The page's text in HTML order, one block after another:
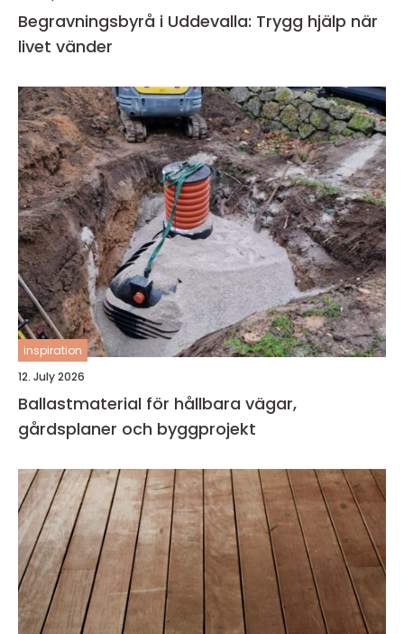
Begravningsbyrå i Uddevalla: Trygg hjälp när
livet vänder
inspiration
12. July 2026
Ballastmaterial för hållbara vägar,
gårdsplaner och byggprojekt